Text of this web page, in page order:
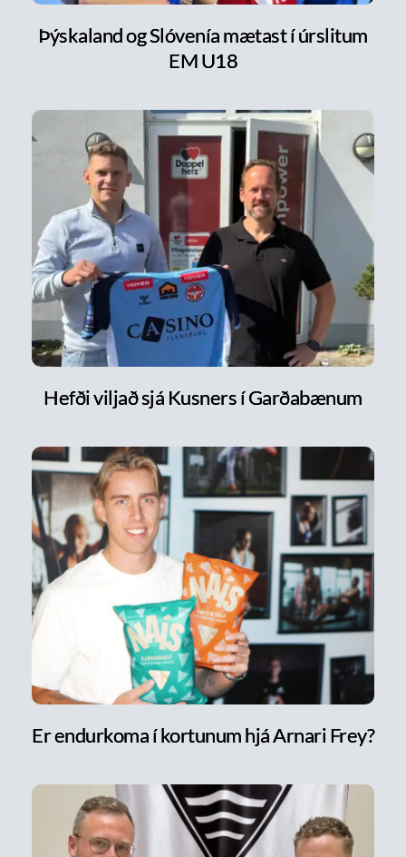
Þýskaland og Slóvenía mætast í úrslitum
EM U18
Hefði viljað sjá Kusners í Garðabænum
Er endurkoma í kortunum hjá Arnari Frey?